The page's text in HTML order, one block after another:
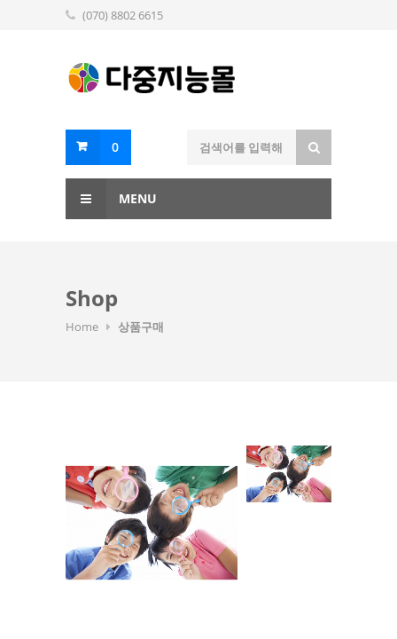
(070) 8802 6615
0
MENU
Shop
Home 상품구매